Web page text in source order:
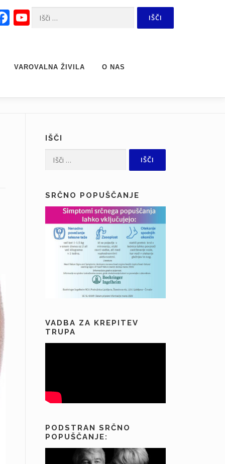
Facebook
YouTube
Išči:
VAROVALNA ŽIVILA O NAS
IŠČI
Išči:
SRČNO POPUŠČANJE
VADBA ZA KREPITEV
TRUPA
PODSTRAN SRČNO
POPUŠČANJE: